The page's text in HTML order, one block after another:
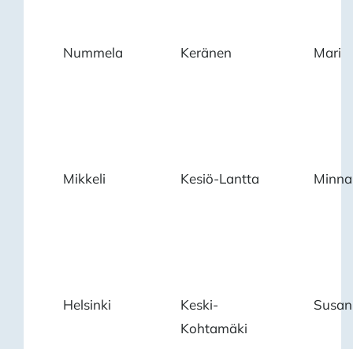
Nummela Keränen Mari
Mikkeli Kesiö-Lantta Minna
Helsinki
Keski-
Kohtamäki